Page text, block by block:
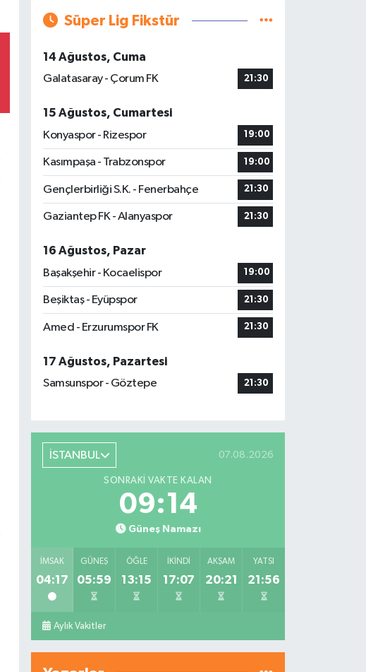
Süper Lig Fikstür
14 Ağustos, Cuma
Galatasaray - Çorum FK
21:30
15 Ağustos, Cumartesi
Konyaspor - Rizespor
19:00
Kasımpaşa - Trabzonspor 19:00
Gençlerbirliği S.K. - Fenerbahçe 21:30
Gaziantep FK - Alanyaspor 21:30
16 Ağustos, Pazar
Başakşehir - Kocaelispor
19:00
Beşiktaş - Eyüpspor 21:30
Amed - Erzurumspor FK 21:30
17 Ağustos, Pazartesi
Samsunspor - Göztepe
21:30
İSTANBUL 07.08.2026
SONRAKI VAKTE KALAN
09:13
Güneş Namazı
İMSAK
04:17
GÜNEŞ
05:59
ÖĞLE
13:15
İKINDI
17:07
AKŞAM
20:21
YATSI
21:56
Aylık Vakitler